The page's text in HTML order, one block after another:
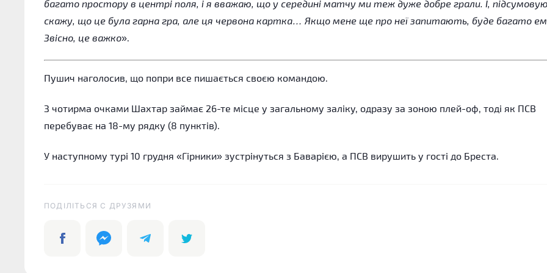
багато простору в центрі поля, і я вважаю, що у середині матчу ми теж дуже добре грали. І,
скажу, що це була гарна гра, але ця червона картка… Якщо мене ще про неї запитають, буде багато
Звісно, ​​це важко».
Пушич наголосив, що попри все пишається своєю командою.
З чотирма очками Шахтар займає 26-те місце у загальному заліку, одразу за зоною плей-оф, тоді як ПСВ
перебуває на 18-му рядку (8 пунктів).
У наступному турі 10 грудня «Гірники» зустрінуться з Баварією, а ПСВ вирушить у гості до Бреста.
ПОДІЛІТЬСЯ C ДРУЗЯМИ